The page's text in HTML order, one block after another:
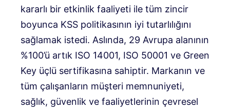
kararlı bir etkinlik faaliyeti ile tüm zincir
boyunca KSS politikasının iyi tutarlılığını
sağlamak istedi. Aslında, 29 Avrupa alanının
%100’ü artık ISO 14001, ISO 50001 ve Green
Key üçlü sertifikasına sahiptir. Markanın ve
tüm çalışanların müşteri memnuniyeti,
sağlık, güvenlik ve faaliyetlerinin çevresel